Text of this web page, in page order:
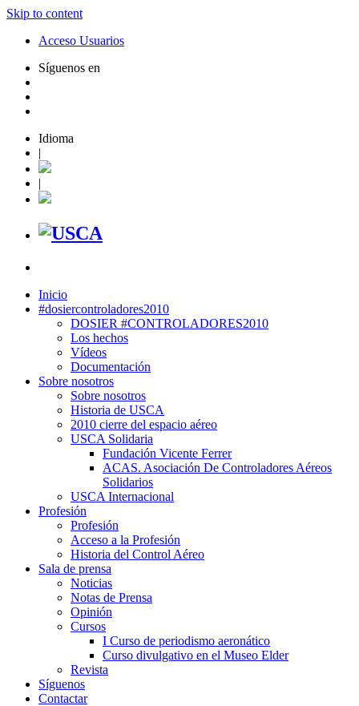
Skip to content
Acceso Usuarios
Síguenos en
Idioma
|
|
Inicio
#dosiercontroladores2010
DOSIER #CONTROLADORES2010
Los hechos
Vídeos
Documentación
Sobre nosotros
Sobre nosotros
Historia de USCA
2010 cierre del espacio aéreo
USCA Solidaria
Fundación Vicente Ferrer
ACAS. Asociación De Controladores Aéreos
Solidarios
USCA Internacional
Profesión
Profesión
Acceso a la Profesión
Historia del Control Aéreo
Sala de prensa
Noticias
Notas de Prensa
Opinión
Cursos
I Curso de periodismo aeronático
Curso divulgativo en el Museo Elder
Revista
Síguenos
Contactar